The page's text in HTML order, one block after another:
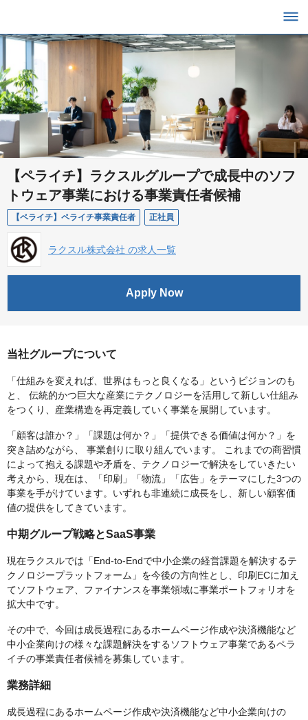
【ペライチ】ラクスルグループで成長中のソフ
トウェア事業における事業責任者候補
【ペライチ】ペライチ事業責任者 正社員
ラクスル株式会社 の求人一覧
Apply Now
当社グループについて
「仕組みを変えれば、世界はもっと良くなる」というビジョンのも
と、 伝統的かつ巨大な産業にテクノロジーを活用して新しい仕組み
をつくり、産業構造を再定義していく事業を展開しています。
「顧客は誰か？」「課題は何か？」「提供できる価値は何か？」を
突き詰めながら、 事業創りに取り組んでいます。 これまでの商習慣
によって抱える課題や矛盾を、テクノロジーで解決をしていきたい
考えから、現在は、「印刷」「物流」「広告」をテーマにした3つの
事業を手がけています。いずれも非連続に成長をし、新しい顧客価
値の提供をしてきています。
中期グループ戦略とSaaS事業
現在ラクスルでは「End-to-Endで中小企業の経営課題を解決するテ
クノロジープラットフォーム」を今後の方向性とし、印刷ECに加え
てソフトウェア、ファイナンスを事業領域に事業ポートフォリオを
拡大中です。
その中で、今回は成長過程にあるホームページ作成や決済機能など
中小企業向けの様々な課題解決をするソフトウェア事業であるペラ
イチの事業責任者候補を募集しています。
業務詳細
成長過程にあるホームページ作成や決済機能など中小企業向けの